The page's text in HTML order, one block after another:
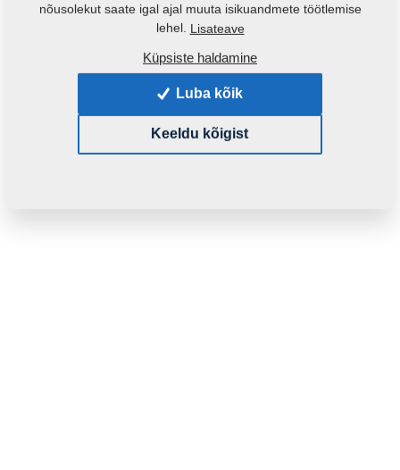
3011433
Algne katalooginumber: 3000132
See varuosa sobib ka järgmistele masinatele:
KOMPAKTOMAT
nõusolekut saate igal ajal muuta isikuandmete töötlemise
lehel. Lisateave
Küpsiste haldamine
Luba kõik
Keeldu kõigist